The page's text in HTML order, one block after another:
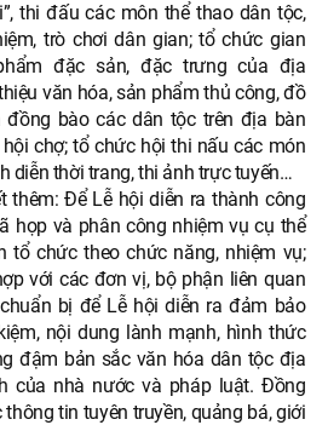
thi đấu các môn thể thao dân tộc,
trò chơi dân gian; tổ chức gian
đặc sản, đặc trưng của địa
văn hóa, sản phẩm thủ công, đồ
đồng bào các dân tộc trên địa bàn
chợ; tổ chức hội thi nấu các món
diễn thời trang, thi ảnh trực tuyến…
thêm: Để Lễ hội diễn ra thành công
họp và phân công nhiệm vụ cụ thể
tổ chức theo chức năng, nhiệm vụ;
với các đơn vị, bộ phận liên quan
bị để Lễ hội diễn ra đảm bảo
nội dung lành mạnh, hình thức
đậm bản sắc văn hóa dân tộc địa
của nhà nước và pháp luật. Đồng
tin tuyên truyền, quảng bá, giới